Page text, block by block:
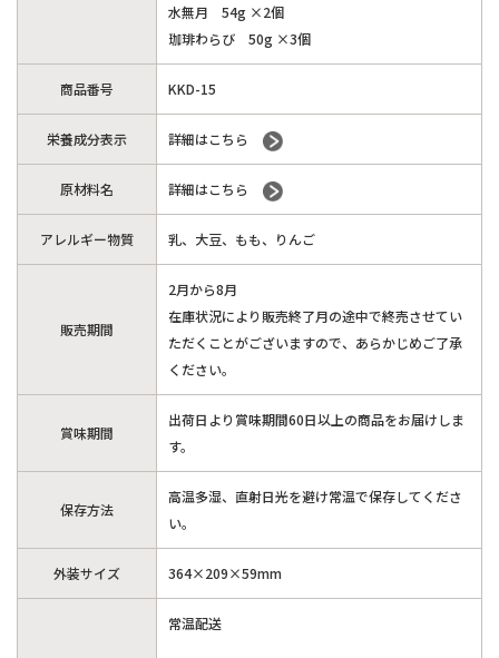
水無月 54g ×2個
珈琲わらび 50g ×3個
商品番号 KKD-15
栄養成分表示 詳細はこちら
原材料名 詳細はこちら
アレルギー物質 乳、大豆、もも、りんご
販売期間
2月から8月
在庫状況により販売終了月の途中で終売させてい
ただくことがございますので、あらかじめご了承
ください。
賞味期間
出荷日より賞味期間60日以上の商品をお届けしま
す。
保存方法
高温多湿、直射日光を避け常温で保存してくださ
い。
外装サイズ 364×209×59mm
常温配送